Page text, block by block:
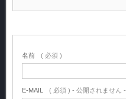
名前 ( 必須 )
E-MAIL ( 必須 ) - 公開されません -